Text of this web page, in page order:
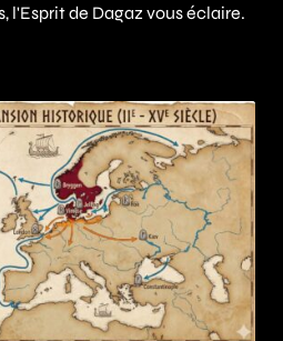
l'Esprit de Dagaz vous éclaire.